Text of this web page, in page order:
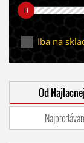
Iba na
Od